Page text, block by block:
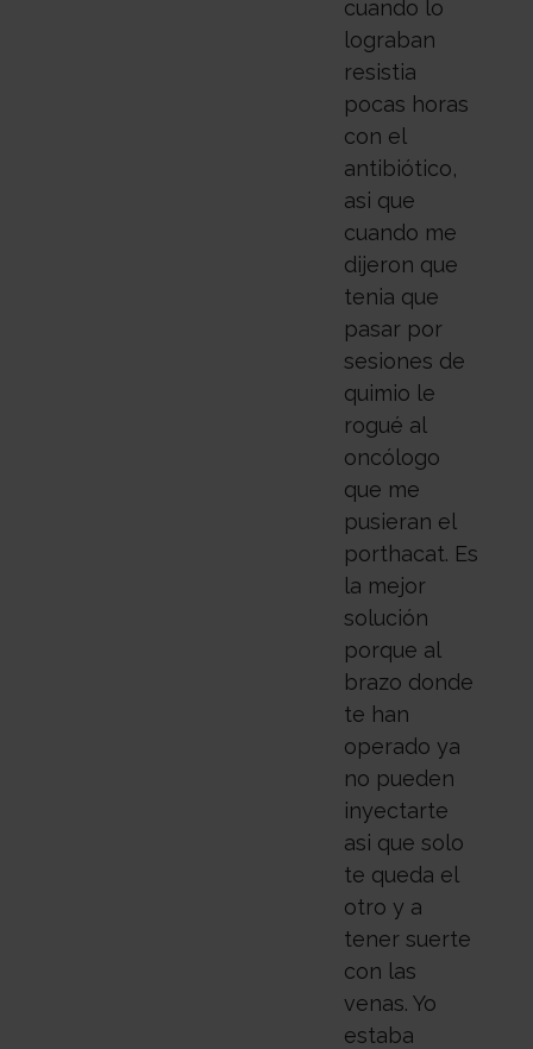
cuando lo
lograban
resistia
pocas horas
con el
antibiótico,
asi que
cuando me
dijeron que
tenia que
pasar por
sesiones de
quimio le
rogué al
oncólogo
que me
pusieran el
porthacat. Es
la mejor
solución
porque al
brazo donde
te han
operado ya
no pueden
inyectarte
asi que solo
te queda el
otro y a
tener suerte
con las
venas. Yo
estaba